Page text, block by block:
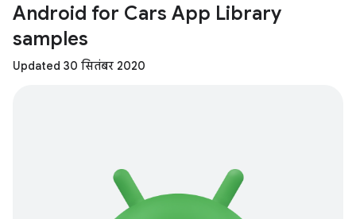
Android for Cars App Library
samples
Updated 30 सितंबर 2020